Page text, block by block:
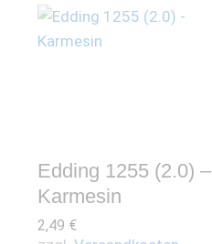
Edding 1255 (2.0) –
Karmesin
2,49 €